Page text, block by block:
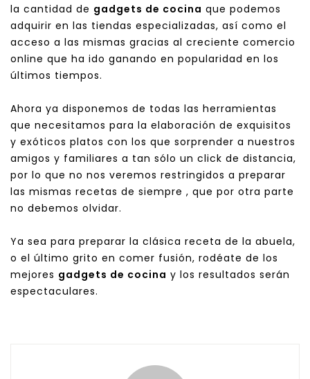
la cantidad de gadgets de cocina que podemos
adquirir en las tiendas especializadas, así como el
acceso a las mismas gracias al creciente comercio
online que ha ido ganando en popularidad en los
últimos tiempos.
Ahora ya disponemos de todas las herramientas
que necesitamos para la elaboración de exquisitos
y exóticos platos con los que sorprender a nuestros
amigos y familiares a tan sólo un click de distancia,
por lo que no nos veremos restringidos a preparar
las mismas recetas de siempre , que por otra parte
no debemos olvidar.
Ya sea para preparar la clásica receta de la abuela,
o el último grito en comer fusión, rodéate de los
mejores gadgets de cocina y los resultados serán
espectaculares.